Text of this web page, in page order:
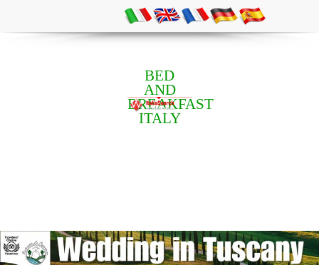
BED
AND
BREAKFAST
ITALY